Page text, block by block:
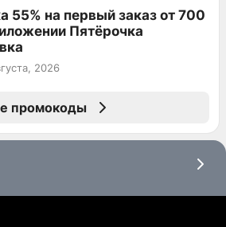
55% на первый заказ от 700
Пятёрочка
2026
промокоды